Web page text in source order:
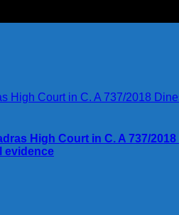
High Court in C. A 737/
evidence